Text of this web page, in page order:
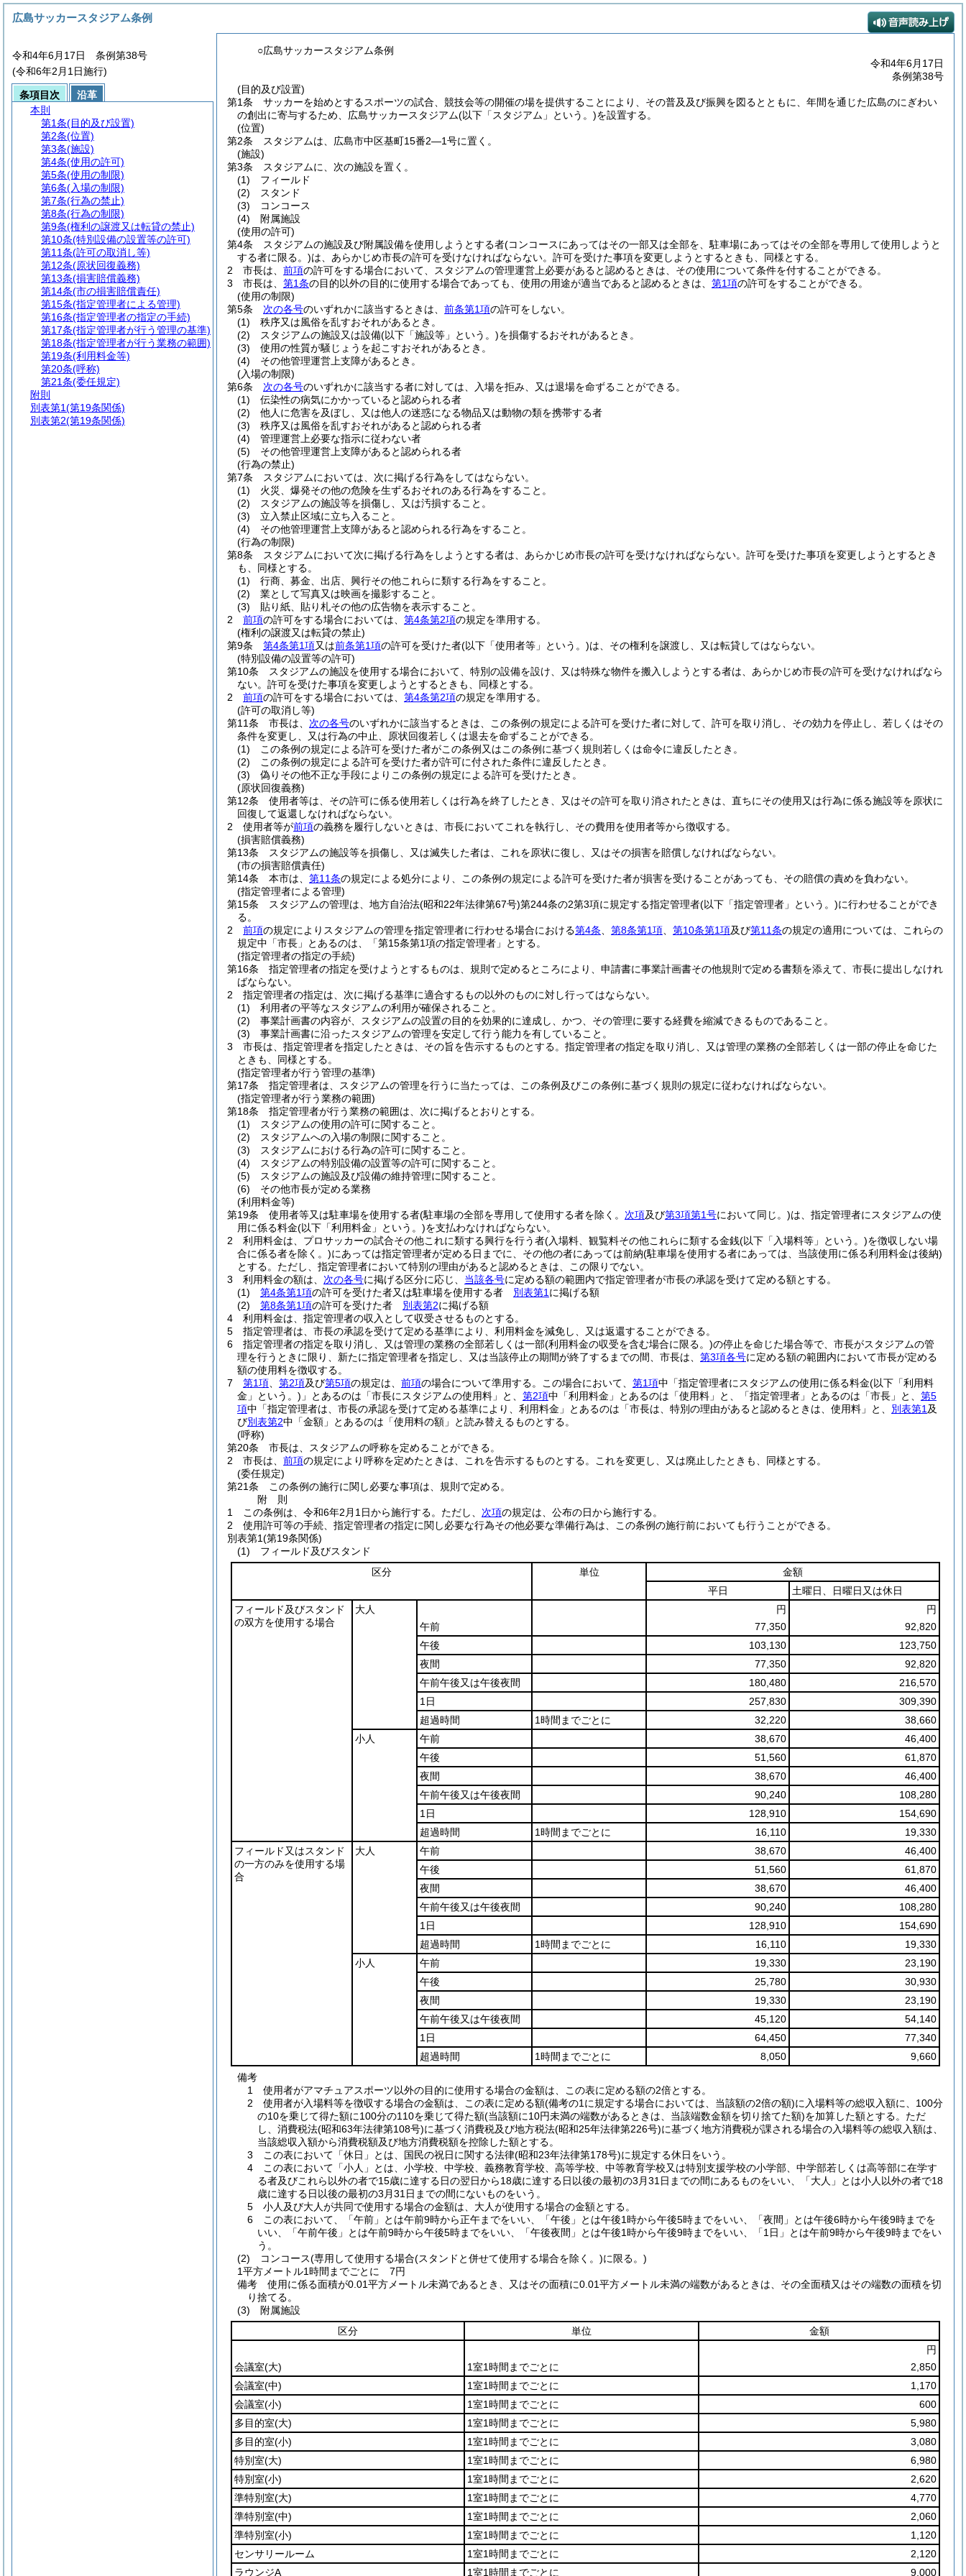
○広島サッカースタジアム条例
令和4年6月17日
条例第38号
(目的及び設置)
第1条
サッカーを始めとするスポーツの試合、競技会等の開催の場を提供することにより、その普及及び振興を図るとともに、年間を通じた広島のにぎわい
の創出に寄与するため、広島サッカースタジアム(以下「スタジアム」という。)を設置する。
(位置)
第2条
スタジアムは、広島市中区基町15番2―1号に置く。
(施設)
第3条
スタジアムに、次の施設を置く。
(1)
フィールド
(2)
スタンド
(3)
コンコース
(4)
附属施設
(使用の許可)
第4条
スタジアムの施設及び附属設備を使用しようとする者(コンコースにあってはその一部又は全部を、駐車場にあってはその全部を専用して使用しようと
する者に限る。)は、あらかじめ市長の許可を受けなければならない。 許可を受けた事項を変更しようとするときも、同様とする。
2
市長は、 前項の許可をする場合において、スタジアムの管理運営上必要があると認めるときは、その使用について条件を付することができる。
3
市長は、 第1条の目的以外の目的に使用する場合であっても、使用の用途が適当であると認めるときは、 第1項の許可をすることができる。
(使用の制限)
第5条
次の各号のいずれかに該当するときは、 前条第1項の許可をしない。
(1)
秩序又は風俗を乱すおそれがあるとき。
(2)
スタジアムの施設又は設備(以下「施設等」という。)を損傷するおそれがあるとき。
(3)
使用の性質が騒じょうを起こすおそれがあるとき。
(4)
その他管理運営上支障があるとき。
(入場の制限)
第6条
次の各号のいずれかに該当する者に対しては、入場を拒み、又は退場を命ずることができる。
(1)
伝染性の病気にかかっていると認められる者
(2)
他人に危害を及ぼし、又は他人の迷惑になる物品又は動物の類を携帯する者
(3)
秩序又は風俗を乱すおそれがあると認められる者
(4)
管理運営上必要な指示に従わない者
(5)
その他管理運営上支障があると認められる者
(行為の禁止)
第7条
スタジアムにおいては、次に掲げる行為をしてはならない。
(1)
火災、爆発その他の危険を生ずるおそれのある行為をすること。
(2)
スタジアムの施設等を損傷し、又は汚損すること。
(3)
立入禁止区域に立ち入ること。
(4)
その他管理運営上支障があると認められる行為をすること。
(行為の制限)
第8条
スタジアムにおいて次に掲げる行為をしようとする者は、あらかじめ市長の許可を受けなければならない。 許可を受けた事項を変更しようとするとき
も、同様とする。
(1)
行商、募金、出店、興行その他これらに類する行為をすること。
(2)
業として写真又は映画を撮影すること。
(3)
貼り紙、貼り札その他の広告物を表示すること。
2
前項の許可をする場合においては、 第4条第2項の規定を準用する。
(権利の譲渡又は転貸の禁止)
第9条
第4条第1項又は前条第1項の許可を受けた者(以下「使用者等」という。)は、その権利を譲渡し、又は転貸してはならない。
(特別設備の設置等の許可)
第10条
スタジアムの施設を使用する場合において、特別の設備を設け、又は特殊な物件を搬入しようとする者は、あらかじめ市長の許可を受けなければなら
ない。 許可を受けた事項を変更しようとするときも、同様とする。
2
前項の許可をする場合においては、 第4条第2項の規定を準用する。
(許可の取消し等)
第11条
市長は、 次の各号のいずれかに該当するときは、この条例の規定による許可を受けた者に対して、許可を取り消し、その効力を停止し、若しくはその
条件を変更し、又は行為の中止、原状回復若しくは退去を命ずることができる。
(1)
この条例の規定による許可を受けた者がこの条例又はこの条例に基づく規則若しくは命令に違反したとき。
(2)
この条例の規定による許可を受けた者が許可に付された条件に違反したとき。
(3)
偽りその他不正な手段によりこの条例の規定による許可を受けたとき。
(原状回復義務)
第12条
使用者等は、その許可に係る使用若しくは行為を終了したとき、又はその許可を取り消されたときは、直ちにその使用又は行為に係る施設等を原状に
回復して返還しなければならない。
2
使用者等が前項の義務を履行しないときは、市長においてこれを執行し、その費用を使用者等から徴収する。
(損害賠償義務)
第13条
スタジアムの施設等を損傷し、又は滅失した者は、これを原状に復し、又はその損害を賠償しなければならない。
(市の損害賠償責任)
第14条
本市は、 第11条の規定による処分により、この条例の規定による許可を受けた者が損害を受けることがあっても、その賠償の責めを負わない。
(指定管理者による管理)
第15条
スタジアムの管理は、地方自治法(昭和22年法律第67号)第244条の2第3項に規定する指定管理者(以下「指定管理者」という。)に行わせることができ
る。
2
前項の規定によりスタジアムの管理を指定管理者に行わせる場合における第4条 第8条第1項 第10条第1項及び第11条の規定の適用については、これらの
規定中「市長」とあるのは、「第15条第1項の指定管理者」とする。
(指定管理者の指定の手続)
第16条
指定管理者の指定を受けようとするものは、規則で定めるところにより、申請書に事業計画書その他規則で定める書類を添えて、市長に提出しなけれ
ばならない。
2
指定管理者の指定は、次に掲げる基準に適合するもの以外のものに対し行ってはならない。
(1)
利用者の平等なスタジアムの利用が確保されること。
(2)
事業計画書の内容が、スタジアムの設置の目的を効果的に達成し、かつ、その管理に要する経費を縮減できるものであること。
(3)
事業計画書に沿ったスタジアムの管理を安定して行う能力を有していること。
3
市長は、指定管理者を指定したときは、その旨を告示するものとする。 指定管理者の指定を取り消し、又は管理の業務の全部若しくは一部の停止を命じた
ときも、同様とする。
(指定管理者が行う管理の基準)
第17条
指定管理者は、スタジアムの管理を行うに当たっては、この条例及びこの条例に基づく規則の規定に従わなければならない。
(指定管理者が行う業務の範囲)
第18条
指定管理者が行う業務の範囲は、次に掲げるとおりとする。
(1)
スタジアムの使用の許可に関すること。
(2)
スタジアムへの入場の制限に関すること。
(3)
スタジアムにおける行為の許可に関すること。
(4)
スタジアムの特別設備の設置等の許可に関すること。
(5)
スタジアムの施設及び設備の維持管理に関すること。
(6)
その他市長が定める業務
(利用料金等)
第19条
使用者等又は駐車場を使用する者(駐車場の全部を専用して使用する者を除く。 次項及び第3項第1号において同じ。)は、指定管理者にスタジアムの使
用に係る料金(以下「利用料金」という。)を支払わなければならない。
2
利用料金は、プロサッカーの試合その他これに類する興行を行う者(入場料、観覧料その他これらに類する金銭(以下「入場料等」という。)を徴収しない場
合に係る者を除く。)にあっては指定管理者が定める日までに、その他の者にあっては前納(駐車場を使用する者にあっては、当該使用に係る利用料金は後納)
とする。 ただし、指定管理者において特別の理由があると認めるときは、この限りでない。
3
利用料金の額は、 次の各号に掲げる区分に応じ、 当該各号に定める額の範囲内で指定管理者が市長の承認を受けて定める額とする。
(1)
第4条第1項の許可を受けた者又は駐車場を使用する者 別表第1 に掲げる額
(2)
第8条第1項の許可を受けた者 別表第2に掲げる額
4
利用料金は、指定管理者の収入として収受させるものとする。
5
指定管理者は、市長の承認を受けて定める基準により、利用料金を減免し、又は返還することができる。
6
指定管理者の指定を取り消し、又は管理の業務の全部若しくは一部(利用料金の収受を含む場合に限る。)の停止を命じた場合等で、市長がスタジアムの管
理を行うときに限り、新たに指定管理者を指定し、又は当該停止の期間が終了するまでの間、市長は、 第3項各号に定める額の範囲内において市長が定める
額の使用料を徴収する。
7
第1項 第2項及び第5項の規定は、 前項の場合について準用する。 この場合において、 第1項中「指定管理者にスタジアムの使用に係る料金(以下「利用料
金」という。) 」とあるのは「市長にスタジアムの使用料」と、 第2項中「利用料金」とあるのは「使用料」と、「指定管理者」とあるのは「市長」と、 第5
項中「指定管理者は、市長の承認を受けて定める基準により、利用料金」とあるのは「市長は、特別の理由があると認めるときは、使用料」と、 別表第1 及
び別表第2中「金額」とあるのは「使用料の額」と読み替えるものとする。
(呼称)
第20条
市長は、スタジアムの呼称を定めることができる。
2
市長は、 前項の規定により呼称を定めたときは、これを告示するものとする。
これを変更し、又は廃止したときも、同様とする。
(委任規定)
第21条
この条例の施行に関し必要な事項は、規則で定める。
附 則
1
この条例は、令和6年2月1日から施行する。 ただし、 次項の規定は、公布の日から施行する。
2
使用許可等の手続、指定管理者の指定に関し必要な行為その他必要な準備行為は、この条例の施行前においても行うことができる。
別表第1(第19条関係)
(1) フィールド及びスタンド
区分
単位
金額
平日
土曜日、日曜日又は休日
フィールド及びスタンド
の双方を使用する場合
大人 円
円
午前
77,350
92,820
午後
103,130
123,750
夜間
77,350
92,820
午前午後又は午後夜間
180,480
216,570
1日
257,830
309,390
超過時間
1時間までごとに 32,220
38,660
小人
午前 38,670
46,400
午後
51,560
61,870
夜間
38,670
46,400
午前午後又は午後夜間
90,240
108,280
1日
128,910
154,690
超過時間
1時間までごとに 16,110
19,330
フィールド又はスタンド
の一方のみを使用する場
合
大人 午前 38,670
46,400
午後
51,560
61,870
夜間
38,670
46,400
午前午後又は午後夜間
90,240
108,280
1日
128,910
154,690
超過時間
1時間までごとに 16,110
19,330
小人
午前 19,330
23,190
午後
25,780
30,930
夜間
19,330
23,190
午前午後又は午後夜間
45,120
54,140
1日
64,450
77,340
超過時間
1時間までごとに 8,050
9,660
備考
1 使用者がアマチュアスポーツ以外の目的に使用する場合の金額は、この表に定める額の2倍とする。
2 使用者が入場料等を徴収する場合の金額は、この表に定める額(備考の1に規定する場合においては、当該額の2倍の額)に入場料等の総収入額に、100分
の10を乗じて得た額に100分の110を乗じて得た額(当該額に10円未満の端数があるときは、当該端数金額を切り捨てた額)を加算した額とする。ただ
し、消費税法(昭和63年法律第108号)に基づく消費税及び地方税法(昭和25年法律第226号)に基づく地方消費税が課される場合の入場料等の総収入額は、
当該総収入額から消費税額及び地方消費税額を控除した額とする。
3 この表において「休日」とは、国民の祝日に関する法律(昭和23年法律第178号)に規定する休日をいう。
4 この表において「小人」とは、小学校、中学校、義務教育学校、高等学校、中等教育学校又は特別支援学校の小学部、中学部若しくは高等部に在学す
る者及びこれら以外の者で15歳に達する日の翌日から18歳に達する日以後の最初の3月31日までの間にあるものをいい、「大人」とは小人以外の者で18
歳に達する日以後の最初の3月31日までの間にないものをいう。
5 小人及び大人が共同で使用する場合の金額は、大人が使用する場合の金額とする。
6 この表において、「午前」とは午前9時から正午までをいい、「午後」とは午後1時から午後5時までをいい、「夜間」とは午後6時から午後9時までを
いい、「午前午後」とは午前9時から午後5時までをいい、「午後夜間」とは午後1時から午後9時までをいい、「1日」とは午前9時から午後9時までをい
う。
(2) コンコース(専用して使用する場合(スタンドと併せて使用する場合を除く。)に限る。)
1平方メートル1時間までごとに 7円
備考 使用に係る面積が0.01平方メートル未満であるとき、又はその面積に0.01平方メートル未満の端数があるときは、その全面積又はその端数の面積を切
り捨てる。
(3) 附属施設
区分
単位
金額
円
会議室(大) 1室1時間までごとに
2,850
会議室(中) 1室1時間までごとに
1,170
会議室(小) 1室1時間までごとに
600
多目的室(大) 1室1時間までごとに
5,980
多目的室(小) 1室1時間までごとに
3,080
特別室(大) 1室1時間までごとに
6,980
特別室(小) 1室1時間までごとに
2,620
準特別室(大) 1室1時間までごとに
4,770
準特別室(中) 1室1時間までごとに
2,060
準特別室(小) 1室1時間までごとに
1,120
センサリールーム
1室1時間までごとに
2,120
ラウンジA
1室1時間までごとに 9,000
広島サッカースタジアム条例
令和4年6月17日 条例第38号
(令和6年2月1日施行)
条項目次
沿革
本則
第1条(目的及び設置)
第2条(位置)
第3条(施設)
第4条(使用の許可)
第5条(使用の制限)
第6条(入場の制限)
第7条(行為の禁止)
第8条(行為の制限)
第9条(権利の譲渡又は転貸の禁止)
第10条(特別設備の設置等の許可)
第11条(許可の取消し等)
第12条(原状回復義務)
第13条(損害賠償義務)
第14条(市の損害賠償責任)
第15条(指定管理者による管理)
第16条(指定管理者の指定の手続)
第17条(指定管理者が行う管理の基準)
第18条(指定管理者が行う業務の範囲)
第19条(利用料金等)
第20条(呼称)
第21条(委任規定)
附則
別表第1(第19条関係)
別表第2(第19条関係)